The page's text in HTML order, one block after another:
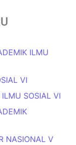
ILMU
VI
SOSIAL VI
NASIONAL V